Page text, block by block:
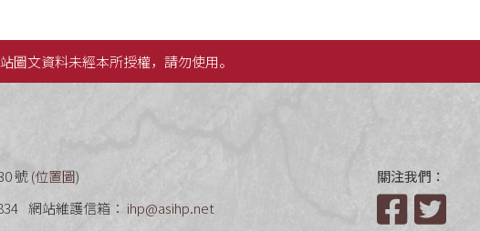
圖文資料未經本所授權，請勿使用。
號 (位置圖)
網站維護信箱： ihp@asihp.net
關注我們：
Facebook